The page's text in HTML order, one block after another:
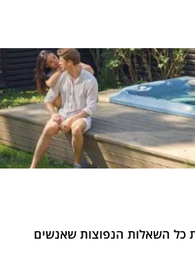
כל השאלות הנפוצות שאנשים